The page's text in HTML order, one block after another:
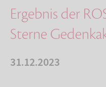
Ergebnis der
Sterne
31.12.2023